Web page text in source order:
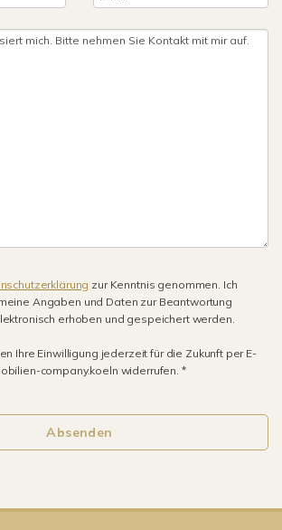
zur Kenntnis genommen. Ich
Angaben und Daten zur Beantwortung
erhoben und gespeichert werden.
Ihre Einwilligung jederzeit für die Zukunft per E-
company.koeln widerrufen. *
Absenden